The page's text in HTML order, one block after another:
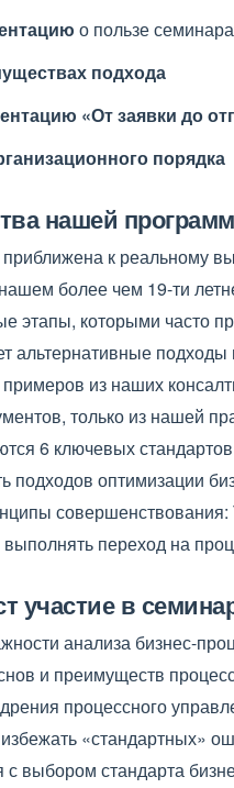
о пользе
подхода
«От заявки до
порядка
нашей
к реальному
более чем 19-ти
этапы, которыми часто
альтернативные
из наших
только из нашей
6 ключевых
подходов оптимизации
совершенствования:
переход на
участие в
анализа бизнес-
и преимуществ
процессного
«стандартных»
выбором стандарта